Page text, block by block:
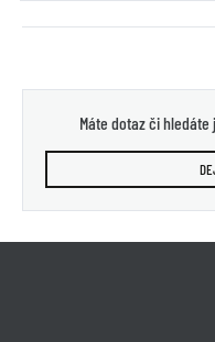
Máte dotaz či